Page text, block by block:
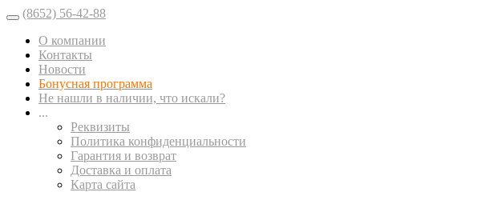
(8652) 56-42-88
О компании
Контакты
Новости
Бонусная программа
Не нашли в наличии, что искали?
...
Реквизиты
Политика конфиденциальности
Гарантия и возврат
Доставка и оплата
Карта сайта